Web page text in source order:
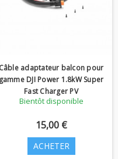
Câble adaptateur balcon pour
gamme DJI Power 1.8kW Super
Fast Charger PV
Bientôt disponible
15,00 €
ACHETER